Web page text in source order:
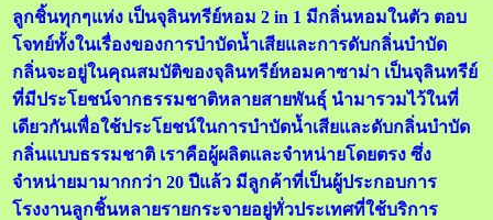
ลูกชิ้นทุกๆแห่ง เป็นจุลินทรีย์หอม 2 in 1 มีกลิ่นหอมในตัว ตอบ
โจทย์ทั้งในเรื่องของการบำบัดน้ำเสียและการดับกลิ่นบำบัด
กลิ่นจะอยู่ในคุณสมบัติของจุลินทรีย์หอมคาซาม่า เป็นจุลินทรีย์
ที่มีประโยชน์จากธรรมชาติหลายสายพันธุ์ นำมารวมไว้ในที่
เดียวกันเพื่อใช้ประโยชน์ในการบำบัดน้ำเสียและดับกลิ่นบำบัด
กลิ่นแบบธรรมชาติ เราคือผู้ผลิตและจำหน่ายโดยตรง ซึ่ง
จำหน่ายมามากกว่า 20 ปีแล้ว มีลูกค้าที่เป็นผู้ประกอบการ
โรงงานลูกชิ้นหลายรายกระจายอยู่ทั่วประเทศที่ใช้บริการ